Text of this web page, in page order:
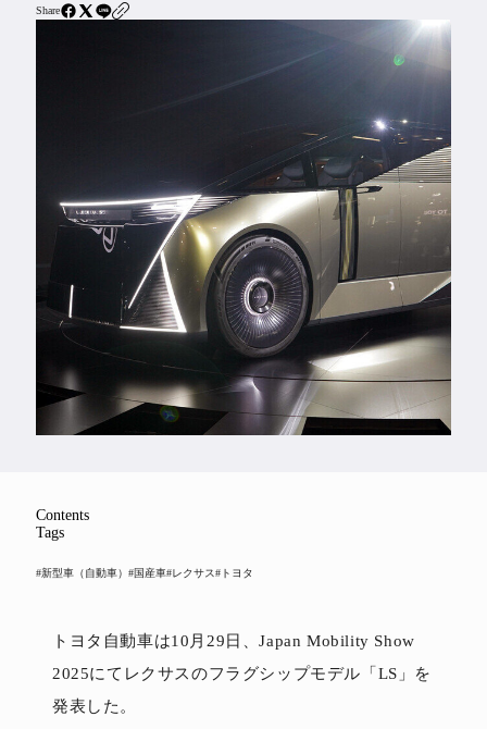
All Articles
Share
Contents
Tags
#新型車（自動車） #国産車#レクサス#トヨタ
トヨタ自動車は10月29日、Japan Mobility Show
2025にてレクサスのフラグシップモデル「LS」を
発表した。